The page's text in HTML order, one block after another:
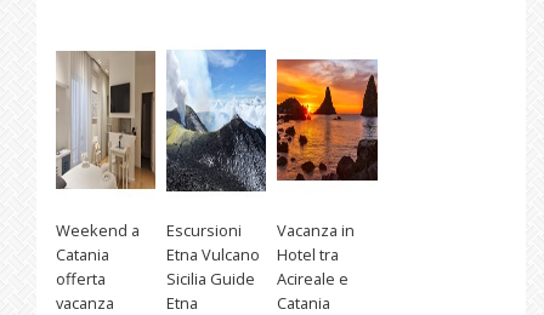
Weekend a
Catania
offerta
vacanza
Escursioni
Etna Vulcano
Sicilia Guide
Etna
Vacanza in
Hotel tra
Acireale e
Catania